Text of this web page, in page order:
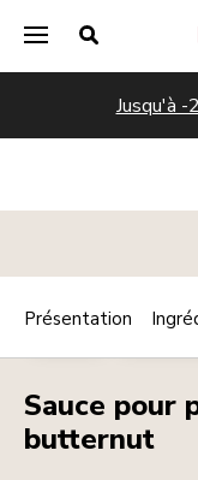
Jusqu'à
SAUCES PLAT
Sauce pour
butternut
Présentation